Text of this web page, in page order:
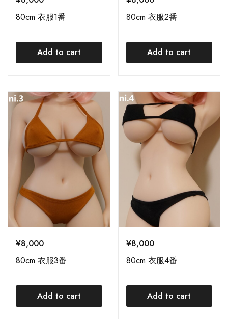
80cm 衣服1番
Add to cart
80cm 衣服2番
Add to cart
¥8,000
80cm 衣服3番
Add to cart
¥8,000
80cm 衣服4番
Add to cart